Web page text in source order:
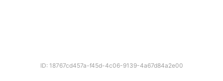
ID: 18767cd457a-f45d-4c06-9139-4a67d84a2e00